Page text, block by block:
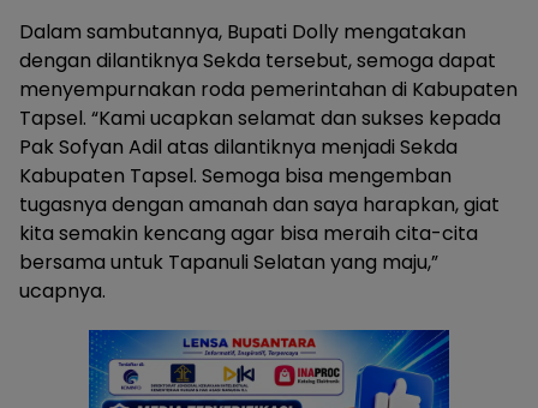
Dalam sambutannya, Bupati Dolly mengatakan
dengan dilantiknya Sekda tersebut, semoga dapat
menyempurnakan roda pemerintahan di Kabupaten
Tapsel. “Kami ucapkan selamat dan sukses kepada
Pak Sofyan Adil atas dilantiknya menjadi Sekda
Kabupaten Tapsel. Semoga bisa mengemban
tugasnya dengan amanah dan saya harapkan, giat
kita semakin kencang agar bisa meraih cita-cita
bersama untuk Tapanuli Selatan yang maju,”
ucapnya.